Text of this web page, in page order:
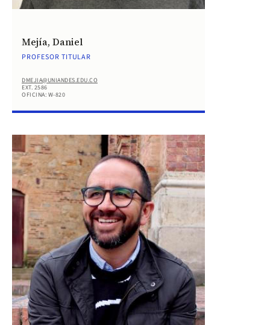
Mejía, Daniel
PROFESOR TITULAR
DMEJIA@UNIANDES.EDU.CO
EXT. 2586
OFICINA: W-820